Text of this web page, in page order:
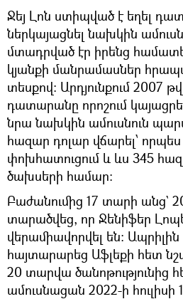
Ջեյ Լոն ստիպված է եղել
ներկայացնել նախկին
մտադրված էր իրենց
կյանքի մանրամասներ
տեսքով: Արդյունքում 2007
դատարանը որոշում
նրա նախկին ամուսնուն
հազար դոլար վճարել՝
փոխհատուցում և ևս 345
ծախսերի համար:
Բաժանումից 17 տարի անց`
տարածվեց, որ Ջենիֆեր
վերամիավորվել են։
հայտարարեց Աֆլեքի հետ
20 տարվա ծանոթությունից
ամուսնացան 2022-ի հուլիսի